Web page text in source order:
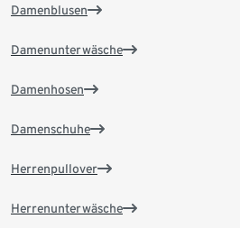
Damenblusen
Damenunterwäsche
Damenhosen
Damenschuhe
Herrenpullover
Herrenunterwäsche